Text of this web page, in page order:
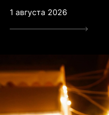
1 августа 2026